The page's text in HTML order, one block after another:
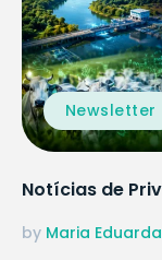
Newsletter
Notícias de
by Maria Eduarda